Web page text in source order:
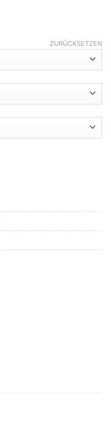
ZURÜCKSETZEN